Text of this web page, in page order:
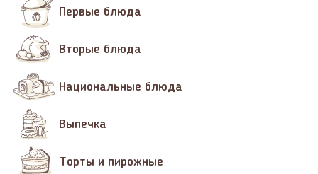
Первые блюда
Вторые блюда
Национальные блюда
Выпечка
Торты и пирожные